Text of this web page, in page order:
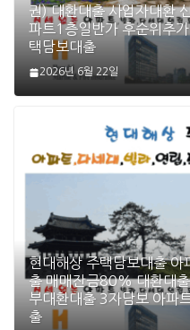
권) 대환대출 사업자대환
파트1층일반가 후순위추
택담보대출
2026년 6월 22일
현대해상 주택담보대출
출 매매잔금80% 대환대
부대환대출 3자담보 아파
출